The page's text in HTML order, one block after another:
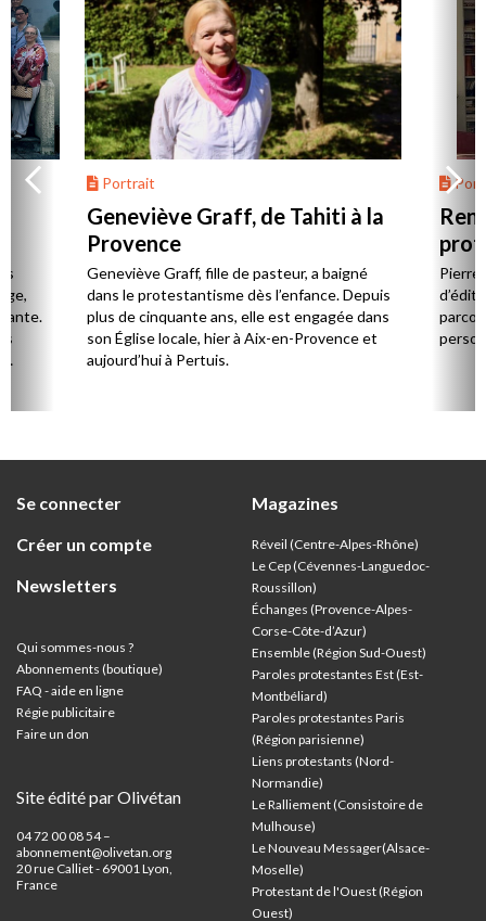
Portrait
Geneviève Graff, de Tahiti à la
Provence
Geneviève Graff, fille de pasteur, a baigné
dans le protestantisme dès l’enfance. Depuis
plus de cinquante ans, elle est engagée dans
son Église locale, hier à Aix-en-Provence et
aujourd’hui à Pertuis.
Se connecter
Créer un compte
Newsletters
Qui sommes-nous ?
Abonnements (boutique)
FAQ - aide en ligne
Régie publicitaire
Faire un don
Site édité par Olivétan
04 72 00 08 54 –
abonnement@olivetan.org
20 rue Calliet - 69001 Lyon,
France
Magazines
Réveil (Centre-Alpes-Rhône)
Le Cep (Cévennes-Languedoc-
Roussillon)
Échanges (Provence-Alpes-
Corse-Côte-d’Azur)
Ensemble (Région Sud-Ouest)
Paroles protestantes Est (Est-
Montbéliard)
Paroles protestantes Paris
(Région parisienne)
Liens protestants (Nord-
Normandie)
Le Ralliement (Consistoire de
Mulhouse)
Le Nouveau Messager(Alsace-
Moselle)
Protestant de l'Ouest (Région
Ouest)